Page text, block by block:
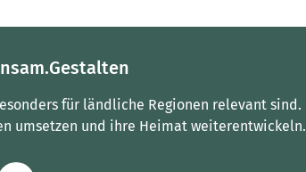
für ländliche Regionen relevant sind.
umsetzen und ihre Heimat weiterentwickeln.